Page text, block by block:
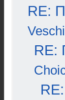
RE:
RE: